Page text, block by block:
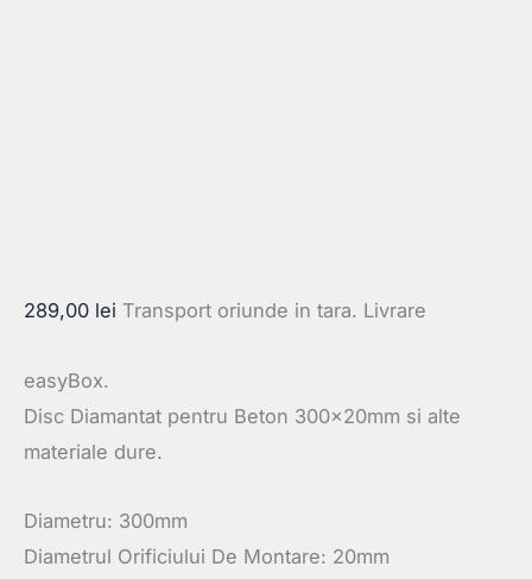
289,00 lei Transport oriunde in tara. Livrare
easyBox.
Disc Diamantat pentru Beton 300×20mm si alte
materiale dure.
Diametru: 300mm
Diametrul Orificiului De Montare: 20mm